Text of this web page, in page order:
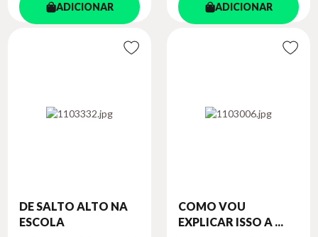
ADICIONAR ADICIONAR
DE SALTO ALTO NA
ESCOLA
COMO VOU
EXPLICAR ISSO A ...